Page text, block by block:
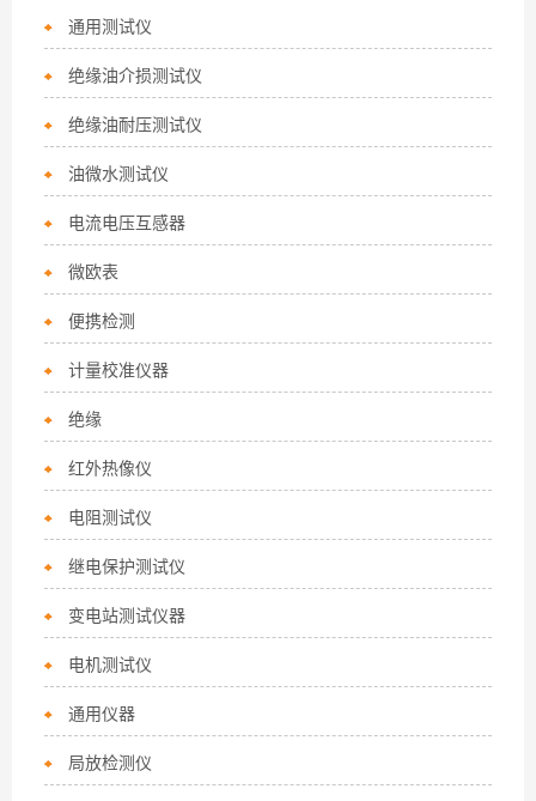
通用测试仪
绝缘油介损测试仪
绝缘油耐压测试仪
油微水测试仪
电流电压互感器
微欧表
便携检测
计量校准仪器
绝缘
红外热像仪
电阻测试仪
继电保护测试仪
变电站测试仪器
电机测试仪
通用仪器
局放检测仪